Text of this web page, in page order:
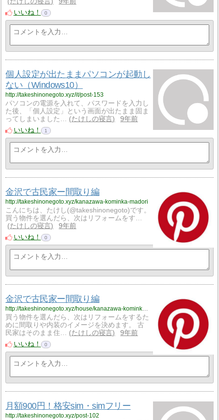
いいね！
0
個人設定が出たままパソコンが起動し
ない（Windows10）
http://takeshinonegoto.xyz/it/post-153
パソコンの電源を入れて、パスワードを入力し
た後、「個人設定」という画面が出たまま固ま
ってしまいました…
たけしの寝言
9年前
いいね！
1
金沢で古民家ー間取り編
http://takeshinonegoto.xyz/kanazawa-kominka-madori
こんにちは、たけし(@takeshinonegoto)です。
買う物件を選んだら、次はリフォームをす…
たけしの寝言
9年前
いいね！
0
金沢で古民家ー間取り編
http://takeshinonegoto.xyz/house/kanazawa-kominka-madori
買う物件を選んだら、次はリフォームをするた
めに間取りや内装のイメージを決めます。 古
民家はそのまま住…
たけしの寝言
9年前
いいね！
0
月額900円！格安sim・simフリー
http://takeshinonegoto.xyz/post-102